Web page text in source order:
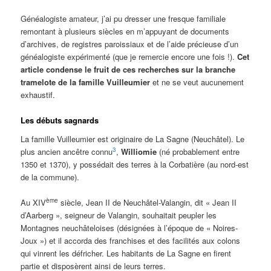
Généalogiste amateur, j’ai pu dresser une fresque familiale
remontant à plusieurs siècles en m’appuyant de documents
d’archives, de registres paroissiaux et de l’aide précieuse d’un
généalogiste expérimenté (que je remercie encore une fois !).Cet
article condense le fruit de ces recherches sur la branche
tramelote de la famille Vuilleumier et ne se veut aucunement
exhaustif.
Les débuts sagnards
La famille Vuilleumier est originaire de La Sagne (Neuchâtel). Le
plus ancien ancêtre connu3,Williomie (né probablement entre
1350 et 1370), y possédait des terres à la Corbatière (au nord-est
de la commune).
Au XIVème siècle, Jean II de Neuchâtel-Valangin, dit « Jean II
d’Aarberg », seigneur de Valangin, souhaitait peupler les
Montagnes neuchâteloises (désignées à l’époque de « Noires-
Joux ») et il accorda des franchises et des facilités aux colons
qui vinrent les défricher. Les habitants de La Sagne en firent
partie et disposèrent ainsi de leurs terres.